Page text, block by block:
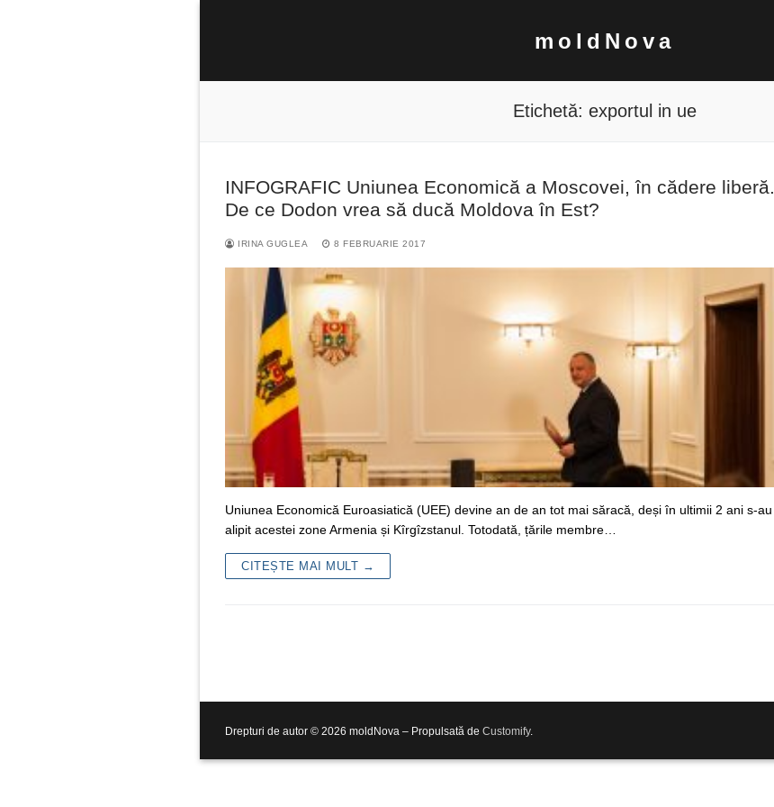
moldNova
după:
Etichetă: exportul in ue
INFOGRAFIC Uniunea Economică a Moscovei, în cădere liberă.
De ce Dodon vrea să ducă Moldova în Est?
IRINA GUGLEA 8 FEBRUARIE 2017
Uniunea Economică Euroasiatică (UEE) devine an de an tot mai săracă, deși în ultimii 2 ani s-au
alipit acestei zone Armenia și Kîrgîzstanul. Totodată, țările membre…
CITEȘTE MAI MULT →
Drepturi de autor © 2026 moldNova – Propulsată de Customify.